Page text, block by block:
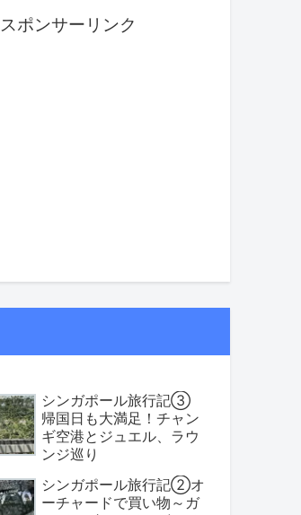
スポンサーリンク
シンガポール旅行記③
帰国日も大満足！チャン
ギ空港とジュエル、ラウ
ンジ巡り
シンガポール旅行記②オ
ーチャードで買い物～ガ